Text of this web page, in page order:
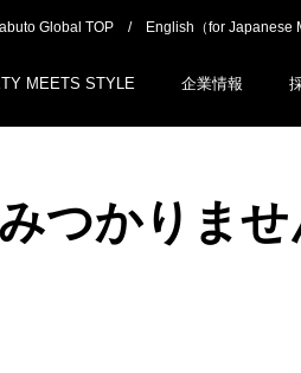
Global TOP English（for Japanese
MEETS STYLE 企業情報
つかりませ